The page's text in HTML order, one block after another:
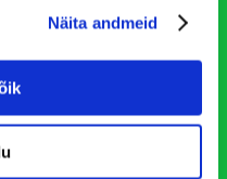
Näita andmeid
piirkondade